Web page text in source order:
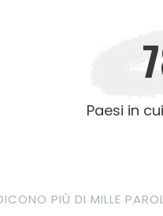
Paesi in
PIÙ DI MILLE